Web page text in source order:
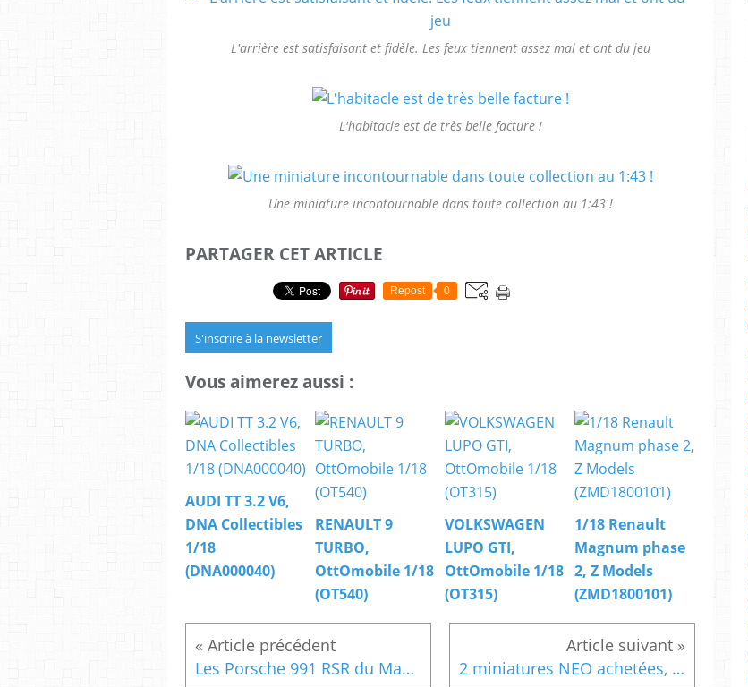
L'arrière est satisfaisant et fidèle. Les feux tiennent assez mal et ont du jeu
L'habitacle est de très belle facture !
Une miniature incontournable dans toute collection au 1:43 !
PARTAGER CET ARTICLE
Repost 0
S'inscrire à la newsletter
Vous aimerez aussi :
AUDI TT 3.2 V6,
DNA Collectibles
1/18
(DNA000040)
RENAULT 9
TURBO,
OttOmobile 1/18
(OT540)
VOLKSWAGEN
LUPO GTI,
OttOmobile 1/18
(OT315)
1/18 Renault
Magnum phase
2, Z Models
(ZMD1800101)
Les Porsche 991 RSR du Mans 2017 dispo chez Spark à l'échelle 1:43 2 miniatures NEO achetées, la troisième offerte chez Modelcarworld !